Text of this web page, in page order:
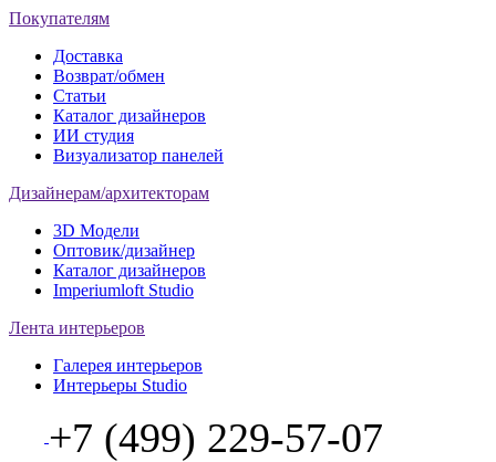
Покупателям
Доставка
Возврат/обмен
Статьи
Каталог дизайнеров
ИИ студия
Визуализатор панелей
Дизайнерам/архитекторам
3D Модели
Оптовик/дизайнер
Каталог дизайнеров
Imperiumloft Studio
Лента интерьеров
Галерея интерьеров
Интерьеры Studio
+7 (499) 229-57-07